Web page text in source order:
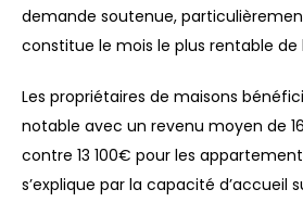
demande soutenue,
constitue le mois le plus rentable de
Les propriétaires de maisons
notable avec un revenu moyen de
contre 13 100€ pour les
s’explique par la capacité d’accueil